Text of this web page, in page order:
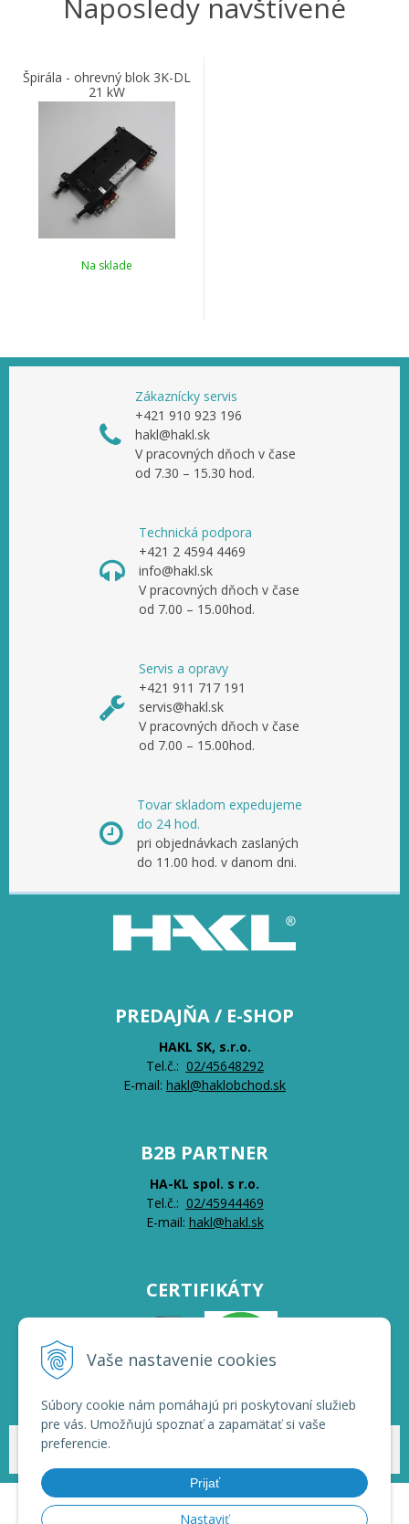
Vaše nastavenie cookies
Súbory cookie nám pomáhajú pri poskytovaní služieb
pre vás. Umožňujú spoznať a zapamätať si vaše
preferencie.
Prijať
Nastaviť
Naposledy navštívené
Špirála - ohrevný blok 3K-DL
21 kW
Na sklade
Zákaznícky servis
+421 910 923 196
hakl@hakl.sk
V pracovných dňoch v čase
od 7.30 – 15.30 hod.
Technická podpora
+421 2 4594 4469
info@hakl.sk
V pracovných dňoch v čase
od 7.00 – 15.00hod.
Servis a opravy
+421 911 717 191
servis@hakl.sk
V pracovných dňoch v čase
od 7.00 – 15.00hod.
Tovar skladom expedujeme
do 24 hod.
pri objednávkach zaslaných
do 11.00 hod. v danom dni.
PREDAJŇA / E-SHOP
HAKL SK, s.r.o.
Tel.č.: 02/45648292
E-mail: hakl@haklobchod.sk
B2B PARTNER
HA-KL spol. s r.o.
Tel.č.: 02/45944469
E-mail: hakl@hakl.sk
CERTIFIKÁTY
© 2026 HAKL | Veľkoobchod •